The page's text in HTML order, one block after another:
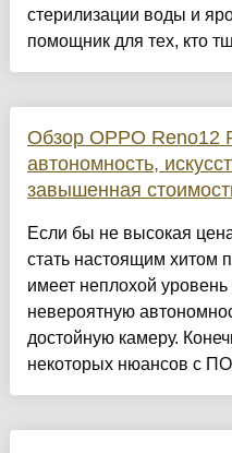
стерилизации воды и
помощник для тех, кто
Обзор OPPO Reno12
автономность,
завышенная
Если бы не высокая
стать настоящим хитом
имеет неплохой уровень
невероятную
достойную камеру.
некоторых нюансов с